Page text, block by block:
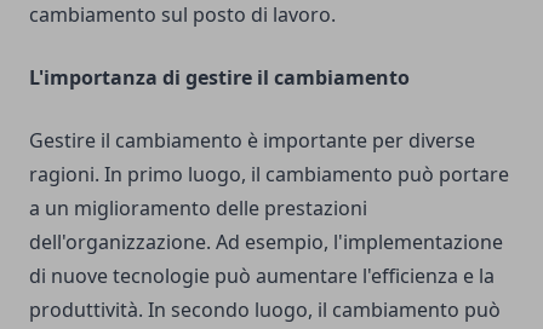
cambiamento sul posto di lavoro.
L'importanza di gestire il cambiamento
Gestire il cambiamento è importante per diverse
ragioni. In primo luogo, il cambiamento può portare
a un miglioramento delle prestazioni
dell'organizzazione. Ad esempio, l'implementazione
di nuove tecnologie può aumentare l'efficienza e la
produttività. In secondo luogo, il cambiamento può